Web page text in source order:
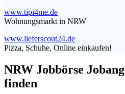
www.tipi4me.de
Wohnungsmarkt in NRW
www.lieferscout24.de
Pizza, Schuhe, Online einkaufen!
NRW Jobbörse
finden